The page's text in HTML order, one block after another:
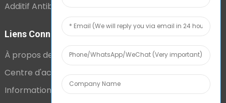
Additif Antibuée Ajouté En Interne
Liens Connexes
À propos de nous
Centre d'actualités
Informations techniques